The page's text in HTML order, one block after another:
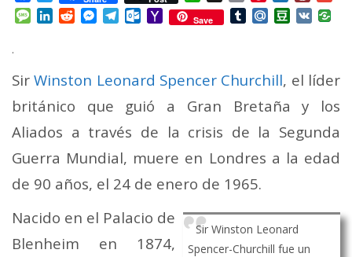
Mail
Message
LinkedInRedditMessenger
TelegramOutlook.com
YahooSave TumblrMail.RuDouban
VK
.
SirWinston Leonard Spencer Churchill, el líder
británico que guió a Gran Bretaña y los
Aliados a través de la crisis de la Segunda
Guerra Mundial, muere en Londres a la edad
de 90 años, el 24 de enero de 1965.
Sir Winston Leonard
Spencer-Churchill fue un
Nacido en el Palacio de
Blenheim en 1874,